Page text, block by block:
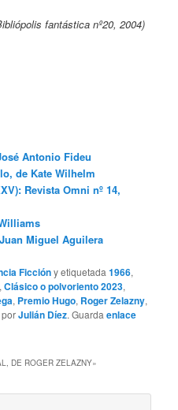
fantástica nº20, 2004)
Antonio Fideu
de Kate Wilhelm
Revista Omni nº 14,
Miguel Aguilera
Ficcióny etiquetada1966,
,Clásico o polvoriento 2023,
, Premio Hugo, Roger Zelazny,
porJulián Díez. Guardaenlace
DE ROGER ZELAZNY»